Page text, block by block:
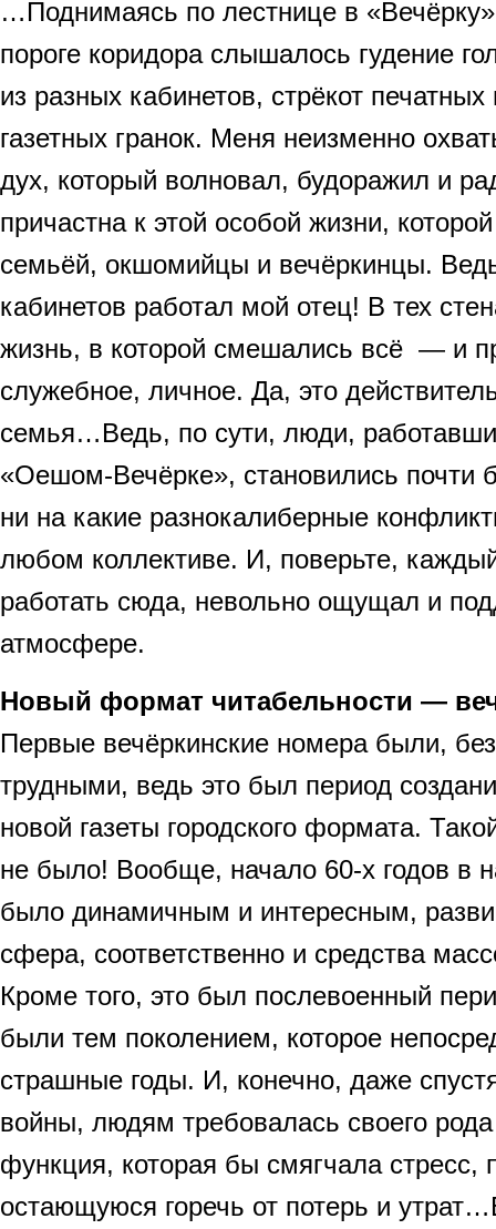
…Поднимаясь по лестнице в
пороге коридора слышалось гудение
из разных кабинетов, стрёкот
газетных гранок. Меня неизменно
дух, который волновал, будоражил и
причастна к этой особой жизни,
семьёй, окшомийцы и вечёркинцы.
кабинетов работал мой отец! В тех
жизнь, в которой смешались всё — и
служебное, личное. Да, это
семья…Ведь, по сути, люди,
«Оешом-Вечёрке», становились почти
ни на какие разнокалиберные
любом коллективе. И, поверьте,
работать сюда, невольно ощущал и
атмосфере.
Новый формат читабельности —
Первые вечёркинские номера были,
трудными, ведь это был период
новой газеты городского формата.
не было! Вообще, начало 60-х годов в
было динамичным и интересным,
сфера, соответственно и средства
Кроме того, это был послевоенный
были тем поколением, которое
страшные годы. И, конечно, даже
войны, людям требовалась своего
функция, которая бы смягчала стресс,
остающуюся горечь от потерь и